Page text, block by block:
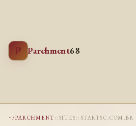
P Parchment68
~/PARCHMENT :: SITES :: STARTSC.COM.BR